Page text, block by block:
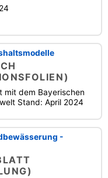
mit dem Bayerischen
Stand: April 2024
-